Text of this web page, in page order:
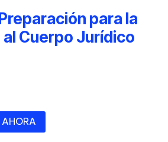
para la
Cuerpo Jurídico
AHORA